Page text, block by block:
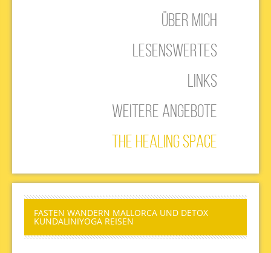
ÜBER MICH
LESENSWERTES
LINKS
WEITERE ANGEBOTE
THE HEALING SPACE
FASTEN WANDERN MALLORCA UND DETOX
KUNDALINIYOGA REISEN